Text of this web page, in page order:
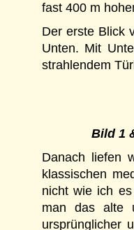
fast 400 m
Der erste Blick
Unten. Mit
strahlendem
Bild 1
Danach liefen
klassischen
nicht wie ich
man das alte
ursprünglicher